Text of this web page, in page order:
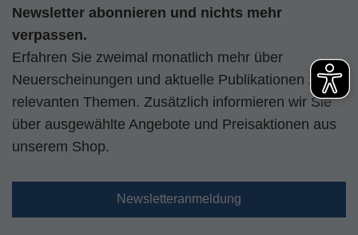
Newsletter abonnieren und nichts mehr
verpassen.
Erfahren Sie zweimal monatlich mehr über
Neuerscheinungen und aktuelle Publikationen zu
relevanten Themen. Zusätzlich informieren wir Sie
über ausgewählte Angebote und Preisaktionen aus
unserem Shop.
Newsletteranmeldung